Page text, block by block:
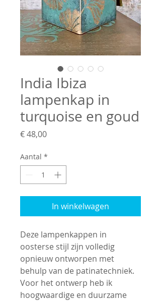
India Ibiza
lampenkap in
turquoise en goud
€ 48,00Prijs
Aantal *
In winkelwagen
Deze lampenkappen in
oosterse stijl zijn volledig
opnieuw ontworpen met
behulp van de patinatechniek.
Voor het ontwerp heb ik
hoogwaardige en duurzame